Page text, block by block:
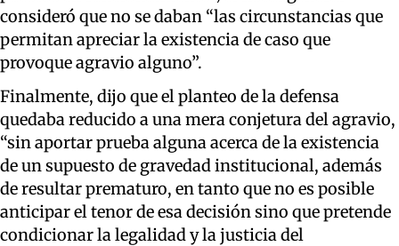
consideró que no se daban “las circunstancias que
permitan apreciar la existencia de caso que
provoque agravio alguno”.
Finalmente, dijo que el planteo de la defensa
quedaba reducido a una mera conjetura del agravio,
“sin aportar prueba alguna acerca de la existencia
de un supuesto de gravedad institucional, además
de resultar prematuro, en tanto que no es posible
anticipar el tenor de esa decisión sino que pretende
condicionar la legalidad y la justicia del